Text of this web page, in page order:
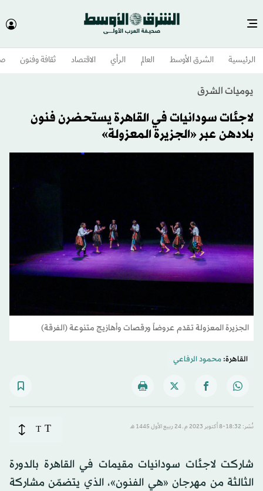
الرئيسية الشرق الأوسط​ العالم الرأي الاقتصاد ثقافة وفنون
يوميات الشرق
لاجئات سودانيات في القاهرة يستحضرن فنون
بلادهن عبر «الجزيرة المعزولة»
الجزيرة المعزولة تقدم عروضاً ورقصات وأهازيج متنوعة (الفرقة)
القاهرة:محمود الرفاعي
نُشر: 18:32-8 أكتوبر 2023 م ـ 24 ربيع الأول 1445 هـ T
T
شاركت لاجئات سودانيات مقيمات في القاهرة بالدورة
الثالثة من مهرجان «هي الفنون»، الذي يتضمّن مشاركة